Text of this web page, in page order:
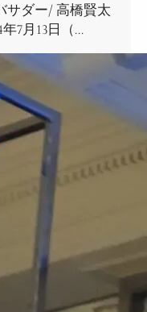
サダー/ 高橋賢太
7月13日（…